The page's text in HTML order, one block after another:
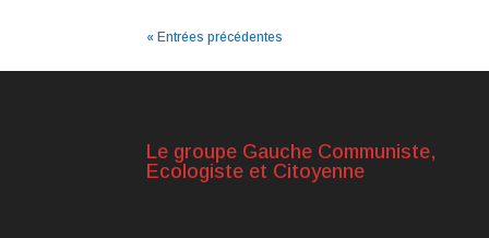
« Entrées précédentes
Le groupe Gauche Communiste,
Ecologiste et Citoyenne